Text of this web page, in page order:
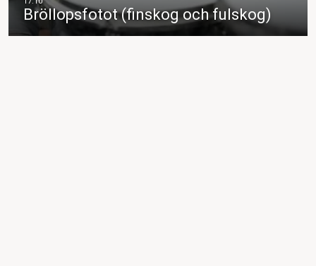
Bröllopsfotot (finskog och fulskog)